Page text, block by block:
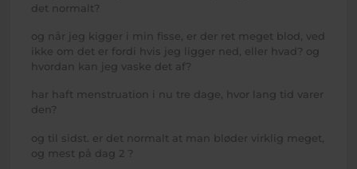
det normalt?
og når jeg kigger i min fisse, er der ret meget blod, ved
ikke om det er fordi hvis jeg ligger ned, eller hvad? og
hvordan kan jeg vaske det af?
har haft menstruation i nu tre dage, hvor lang tid varer
den?
og til sidst. er det normalt at man bløder virklig meget,
og mest på dag 2 ?